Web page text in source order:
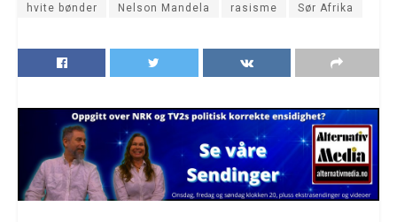
hvite bønder Nelson Mandela rasisme Sør Afrika